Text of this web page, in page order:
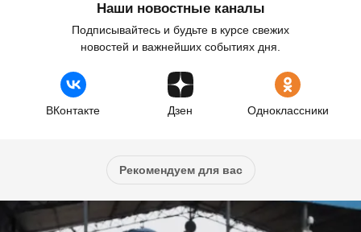
Наши новостные каналы
Подписывайтесь и будьте в курсе свежих
новостей и важнейших событиях дня.
ВКонтакте Дзен Одноклассники
Рекомендуем для вас